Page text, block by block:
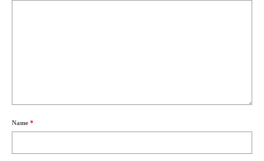
Name *